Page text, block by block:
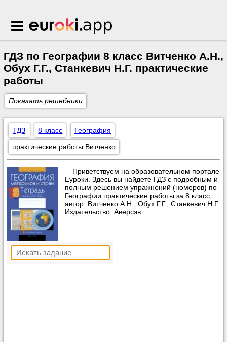
Euroki.app
ГДЗ по Географии 8 класс Витченко А.Н.,
Обух Г.Г., Станкевич Н.Г. практические
работы
Показать решебники
ГДЗ 8 класс География
практические работы Витченко
Приветствуем на образовательном портале
Еуроки. Здесь вы найдете ГДЗ с подробным и
полным решением упражнений (номеров) по
Географии практические работы за 8 класс,
автор: Витченко А.Н., Обух Г.Г., Станкевич Н.Г.
Издательство: Аверсэв